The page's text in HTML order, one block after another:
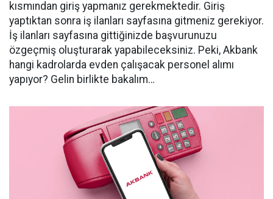
kısmından giriş yapmanız gerekmektedir. Giriş
yaptıktan sonra iş ilanları sayfasına gitmeniz gerekiyor.
İş ilanları sayfasına gittiğinizde başvurunuzu
özgeçmiş oluşturarak yapabileceksiniz. Peki, Akbank
hangi kadrolarda evden çalışacak personel alımı
yapıyor? Gelin birlikte bakalım…